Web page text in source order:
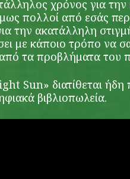
χρόνος για
πολλοί από εσάς
την ακατάλληλη
με κάποιο τρόπο να
τα προβλήματα του
Sun» διατίθεται
βιβλιοπωλεία.